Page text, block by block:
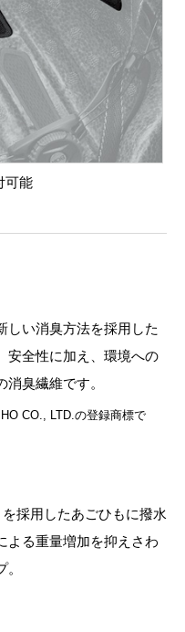
可能
しい消臭方法を採用した
安全性に加え、環境への
臭繊維です。
CO., LTD.の登録商標で
採用したあごひもに撥水
よる重量増加を抑えさわ